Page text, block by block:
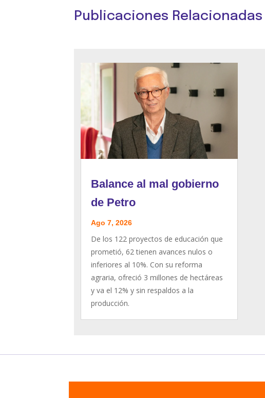
Publicaciones Relacionadas
Balance al mal gobierno
de Petro
Ago 7, 2026
De los 122 proyectos de educación que
prometió, 62 tienen avances nulos o
inferiores al 10%. Con su reforma
agraria, ofreció 3 millones de hectáreas
y va el 12% y sin respaldos a la
producción.